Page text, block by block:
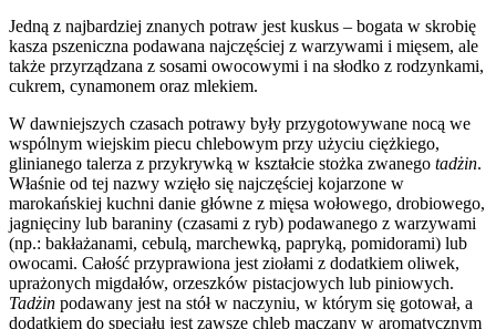
Jedną z najbardziej znanych potraw jest kuskus – bogata w skrobię
kasza pszeniczna podawana najczęściej z warzywami i mięsem, ale
także przyrządzana z sosami owocowymi i na słodko z rodzynkami,
cukrem, cynamonem oraz mlekiem.
W dawniejszych czasach potrawy były przygotowywane nocą we
wspólnym wiejskim piecu chlebowym przy użyciu ciężkiego,
glinianego talerza z przykrywką w kształcie stożka zwanego tadżin.
Właśnie od tej nazwy wzięło się najczęściej kojarzone w
marokańskiej kuchni danie główne z mięsa wołowego, drobiowego,
jagnięciny lub baraniny (czasami z ryb) podawanego z warzywami
(np.: bakłażanami, cebulą, marchewką, papryką, pomidorami) lub
owocami. Całość przyprawiona jest ziołami z dodatkiem oliwek,
uprażonych migdałów, orzeszków pistacjowych lub piniowych.
Tadżin podawany jest na stół w naczyniu, w którym się gotował, a
dodatkiem do specjału jest zawsze chleb maczany w aromatycznym